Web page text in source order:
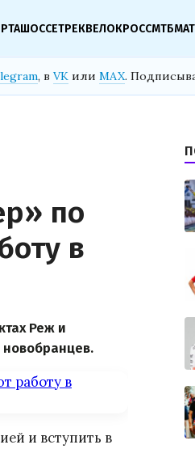
ШОССЕТРЕКВЕЛОКРОССМТБ
, в VK или MAX.
по
в
Реж и
и вступить в